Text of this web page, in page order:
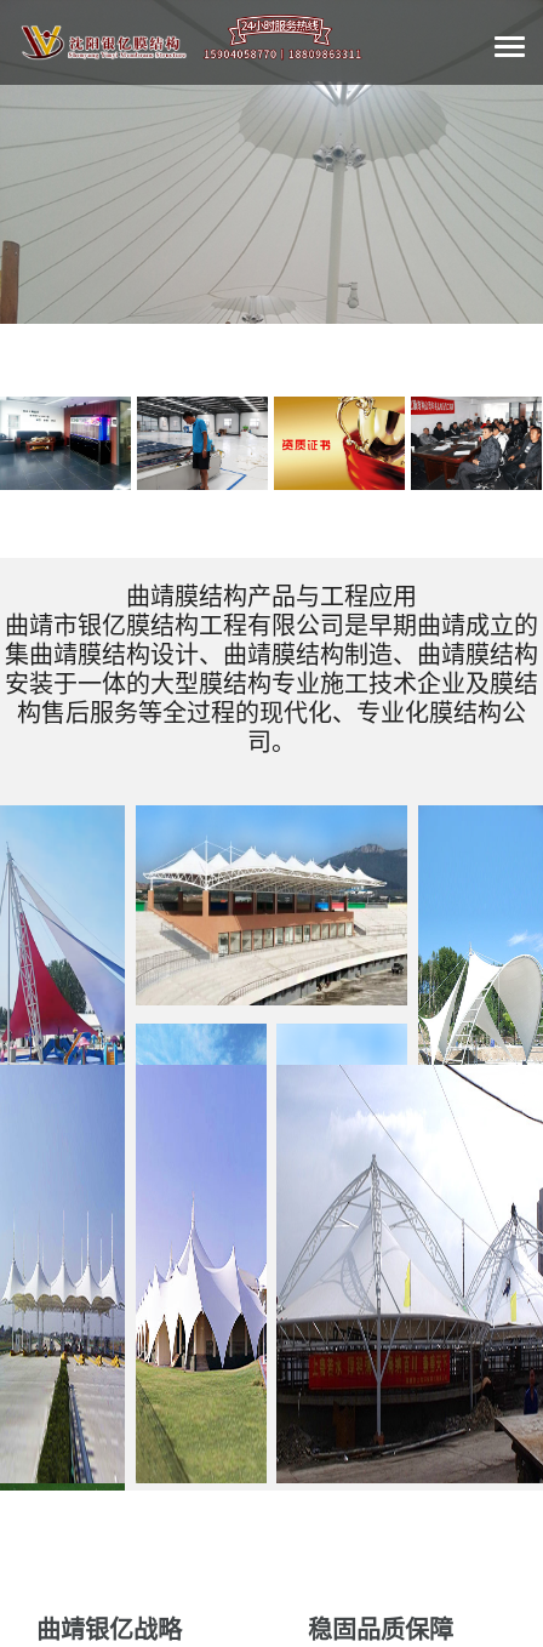
曲靖膜结构产品与工程应用
曲靖市银亿膜结构工程有限公司是早期曲靖成立的
集曲靖膜结构设计、曲靖膜结构制造、曲靖膜结构
安装于一体的大型膜结构专业施工技术企业及膜结
构售后服务等全过程的现代化、专业化膜结构公
司。
曲靖银亿战略 稳固品质保障